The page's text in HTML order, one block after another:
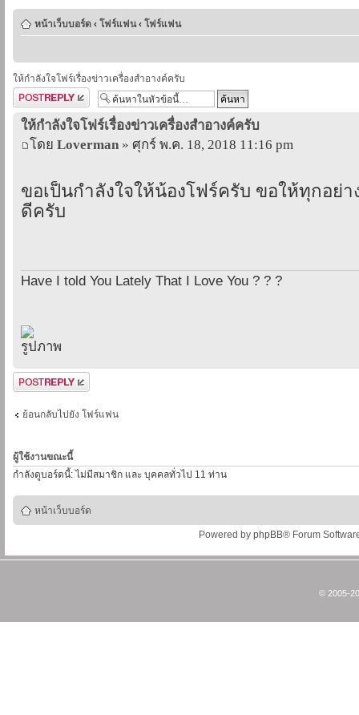
หน้าเว็บบอร์ด ‹ โฟร์แฟน ‹ โฟร์แฟน
ให้กำลังใจโฟร์เรื่องข่าวเครื่องสำอางค์ครับ
ตอบกระทู้
ให้กำลังใจโฟร์เรื่องข่าวเครื่องสำอางค์ครับ
โดย Loverman » ศุกร์ พ.ค. 18, 2018 11:16 pm
ขอเป็นกำลังใจให้น้องโฟร์ครับ ขอให้ทุกอย่
ดีครับ
Have I told You Lately That I Love You ? ? ?
ตอบกระทู้
ย้อนกลับไปยัง โฟร์แฟน
ผู้ใช้งานขณะนี้
กำลังดูบอร์ดนี้: ไม่มีสมาชิก และ บุคคลทั่วไป 11 ท่าน
หน้าเว็บบอร์ด
Powered by phpBB® Forum
© 2005-